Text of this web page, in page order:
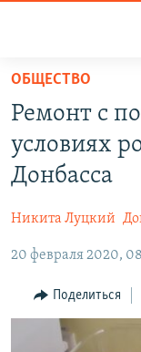
Вернуться
основному
содержанию
Вернутся
главной
навигации
Вернутся
поиску
ГРУЗ 200
11 ЛЕТ
ВОДА
ЕЩЕ
ИНТЕРАКТИВ
ИНФОГРАФИКА
ТЕЛЕПРОЕКТ
РАДІО СВОБОДА
КАК ОБОЙТИ
Українською
ОБЩЕСТВО
Ремонт с
условиях
Донбасса
Никита Луцкий
20 февраля 2020,
Поделиться